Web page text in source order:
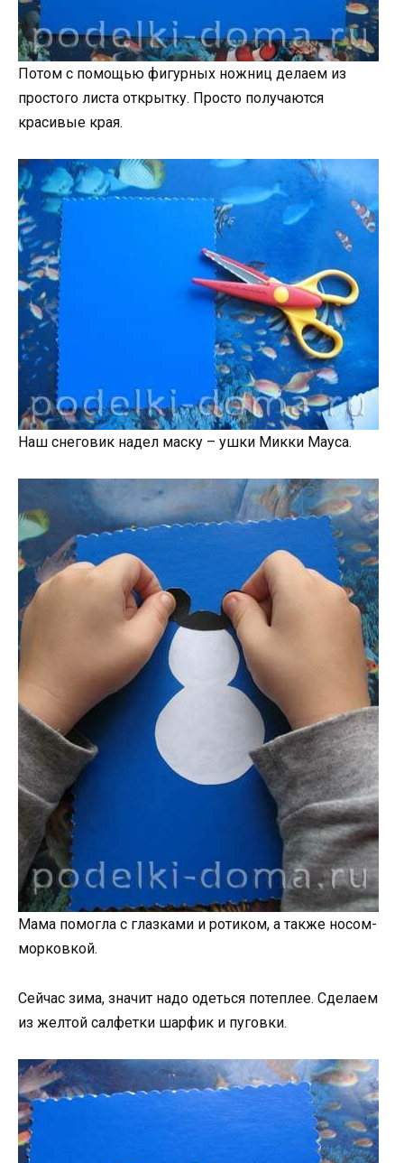
Потом с помощью фигурных ножниц делаем из
простого листа открытку. Просто получаются
красивые края.
Наш снеговик надел маску – ушки Микки Мауса.
Мама помогла с глазками и ротиком, а также носом-
морковкой.
Сейчас зима, значит надо одеться потеплее. Сделаем
из желтой салфетки шарфик и пуговки.